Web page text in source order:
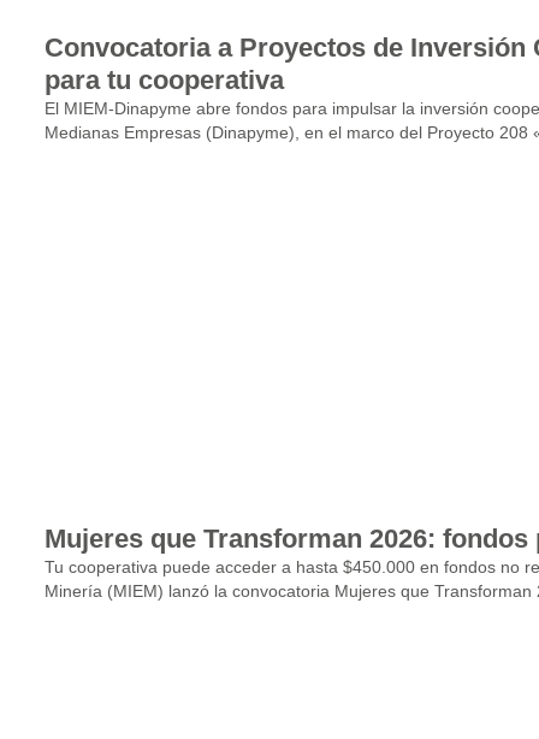
Convocatoria a Proyectos de Inversión
para tu cooperativa
El MIEM-Dinapyme abre fondos para impulsar la inversión
Medianas Empresas (Dinapyme), en el marco del Proyecto 208
Mujeres que Transforman 2026:
Tu cooperativa puede acceder a hasta $450.000 en fondos no
Minería (MIEM) lanzó la convocatoria Mujeres que Transforman